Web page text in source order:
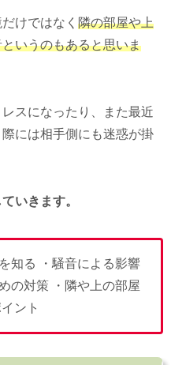
けではなく 隣の部屋や上
いうのもあると思いま
スになったり、また最近
には相手側にも迷惑が掛
いきます。
知る ・騒音による影響
の対策 ・隣や上の部屋
ント